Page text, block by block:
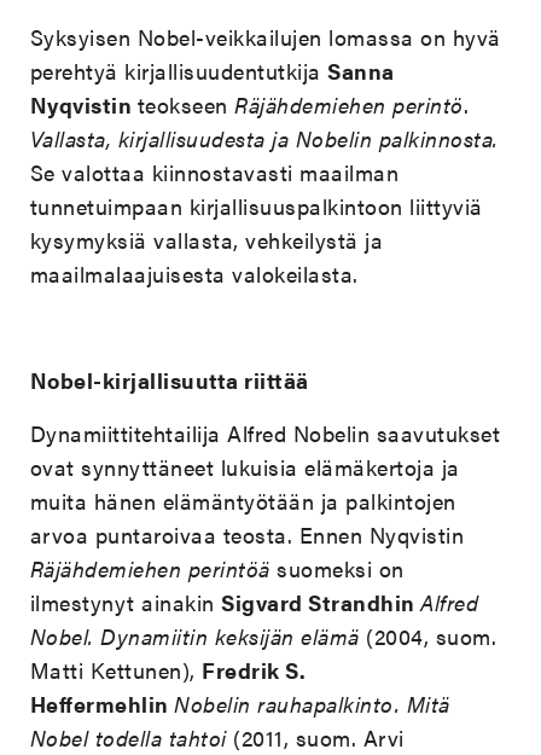
Syksyisen Nobel-veikkailujen lomassa on hyvä
perehtyä kirjallisuudentutkijaSanna
Nyqvistin teokseenRäjähdemiehen perintö.
Vallasta, kirjallisuudesta ja Nobelin palkinnosta.
Se valottaa kiinnostavasti maailman
tunnetuimpaan kirjallisuuspalkintoon liittyviä
kysymyksiä vallasta, vehkeilystä ja
maailmalaajuisesta valokeilasta.
Nobel-kirjallisuutta riittää
Dynamiittitehtailija Alfred Nobelin saavutukset
ovat synnyttäneet lukuisia elämäkertoja ja
muita hänen elämäntyötään ja palkintojen
arvoa puntaroivaa teosta. Ennen Nyqvistin
Räjähdemiehen perintöäsuomeksi on
ilmestynyt ainakinSigvard StrandhinAlfred
Nobel. Dynamiitin keksijän elämä (2004, suom.
Matti Kettunen), Fredrik S.
HeffermehlinNobelin rauhapalkinto. Mitä
Nobel todella tahtoi (2011, suom. Arvi